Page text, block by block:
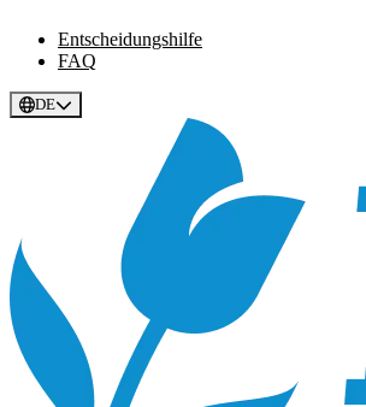
Entscheidungshilfe
FAQ
DE